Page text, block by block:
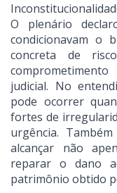
O plenário
condicionavam o
concreta de
judicial. No
pode ocorrer
fortes de
urgência.
alcançar não
reparar o dano
patrimônio obtido